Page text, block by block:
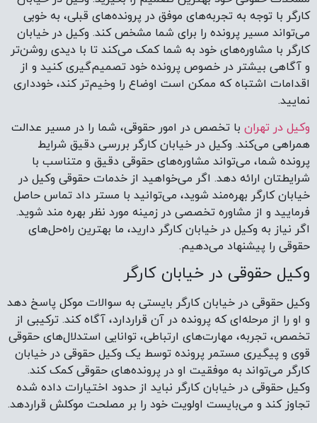
کارگر با توجه به تجربه‌های موفق در پرونده‌های قبلی، به خوبی
می‌تواند مسیر پرونده را برای شما مشخص کند. وکیل در خیابان
کارگر با مشاوره‌های خود به شما کمک می‌کند تا با دیدی روشن‌تر
و آگاهی بیشتر در خصوص پرونده خود تصمیم‌گیری کنید و از
اقدامات اشتباه که ممکن است اوضاع را وخیم‌تر کند، خودداری
نمایید.
وکیل در تهران با تخصص در امور حقوقی، شما را در مسیر عدالت
همراهی می‌کند. وکیل در خیابان کارگر بررسی دقیق شرایط
پرونده شما، می‌تواند مشاوره‌های حقوقی دقیق و متناسب با
شرایطتان ارائه دهد. اگر می‌خواهید از خدمات حقوقی وکیل در
خیابان کارگر بهره‌مند شوید، می‌توانید با مستر داد تماس حاصل
فرمایید و از مشاوره تخصصی در زمینه مورد نظر بهره مند شوید.
اگر نیاز به وکیل در خیابان کارگر دارید، ما بهترین راه‌حل‌های
حقوقی را پیشنهاد می‌دهیم.
وکیل حقوقی در خیابان کارگر
وکیل حقوقی در خیابان کارگر بایستی به سوالات موکل پاسخ دهد
و او را از مرحله‌ای که پرونده در آن قراردارد، آگاه کند. ترکیبی از
تخصص، تجربه، مهارت‌های ارتباطی، توانایی استدلال‌های حقوقی
قوی و پیگیری مستمر پرونده توسط یک وکیل حقوقی در خیابان
کارگر می‌تواند به موفقیت او در پرونده‌های حقوقی کمک کند.
وکیل حقوقی در خیابان کارگر نباید از حدود اختیارات داده شده
تجاوز کند و می‌بایست اولویت خود را بر مصلحت موکلش قرار‌دهد.